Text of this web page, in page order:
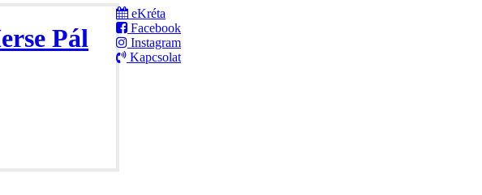
Pál
eKréta
Facebook
Instagram
Kapcsolat